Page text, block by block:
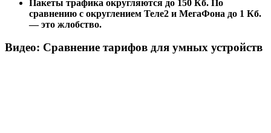
Пакеты трафика округляются до 150 Кб. По
сравнению с округлением Теле2 и МегаФона до 1 Кб.
— это жлобство.
Видео: Сравнение тарифов для умных устройств